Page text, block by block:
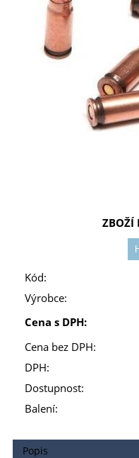
ZBOŽÍ
Kód:
Výrobce:
Cena s DPH:
Cena bez DPH:
DPH:
Dostupnost:
Balení:
Popis